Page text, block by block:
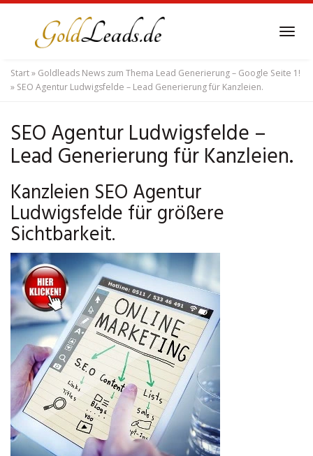
content
Start» Goldleads News zum Thema Lead Generierung – Google Seite 1!
» SEO Agentur Ludwigsfelde – Lead Generierung für Kanzleien.
SEO Agentur Ludwigsfelde –
Lead Generierung für Kanzleien.
Kanzleien SEO Agentur
Ludwigsfelde für größere
Sichtbarkeit.